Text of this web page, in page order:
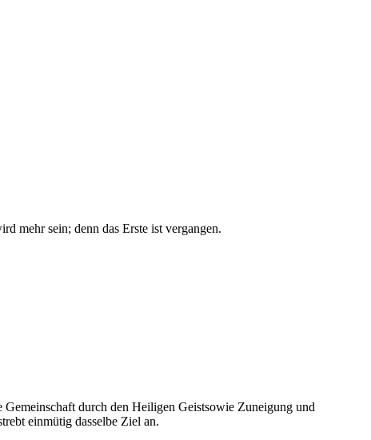
mehr sein; denn das Erste ist vergangen.
durch den Heiligen Geistsowie Zuneigung und
einmütig dasselbe Ziel an.